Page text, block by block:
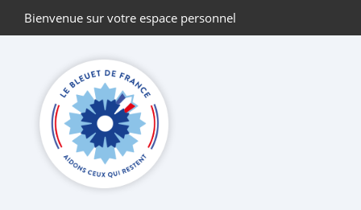
Bienvenue sur votre espace personnel